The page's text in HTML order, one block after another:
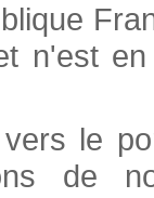
n'est
le
de